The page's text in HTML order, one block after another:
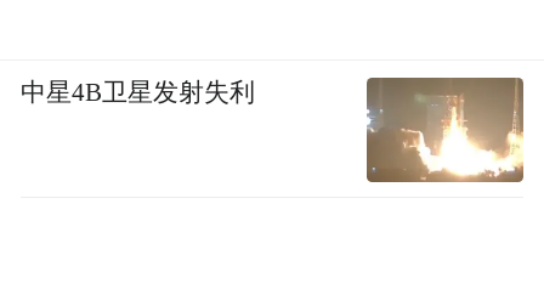
中星4B卫星发射失利